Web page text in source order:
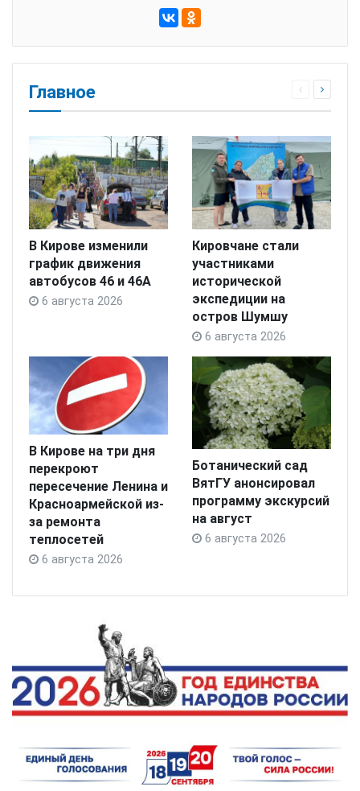
Главное
В Кирове изменили
график движения
автобусов 46 и 46А
6 августа 2026
Кировчане стали
участниками
исторической
экспедиции на
остров Шумшу
6 августа 2026
В Кирове на три дня
перекроют
пересечение Ленина и
Красноармейской из-
за ремонта
теплосетей
6 августа 2026
Ботанический сад
ВятГУ анонсировал
программу экскурсий
на август
6 августа 2026